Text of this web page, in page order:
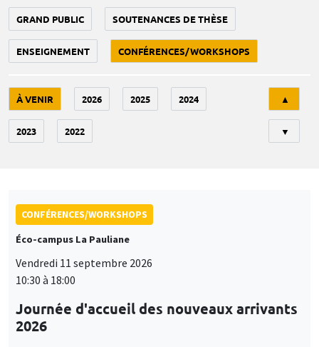
GRAND PUBLIC SOUTENANCES DE THÈSE
ENSEIGNEMENT CONFÉRENCES/WORKSHOPS
À VENIR 2026 2025 2024
2023 2022
▲
▼
CONFÉRENCES/WORKSHOPS
Éco-campus La Pauliane
Vendredi 11 septembre 2026
10:30 à 18:00
Journée d'accueil des nouveaux arrivants
2026